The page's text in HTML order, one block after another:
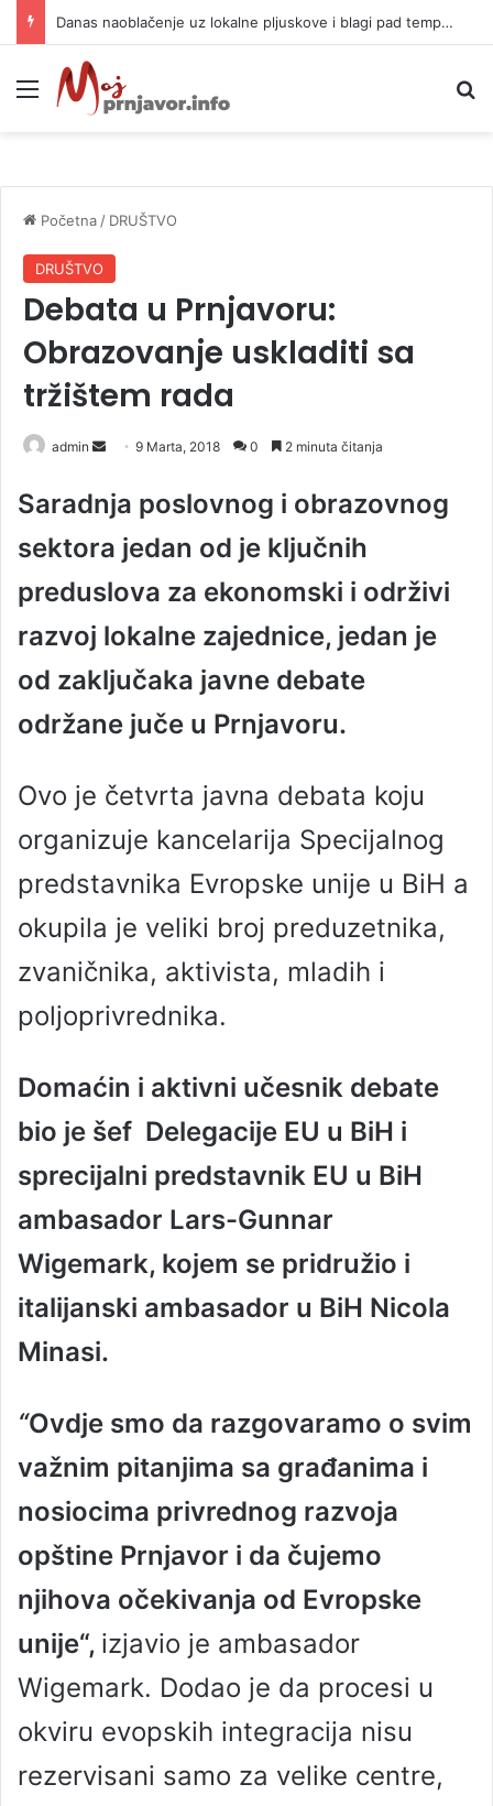
Danas naoblačenje uz lokalne pljuskove i blagi pad temperature
Meni
Početna / DRUŠTVO
DRUŠTVO
Debata u Prnjavoru:
Obrazovanje uskladiti sa
tržištem rada
admin
n
a
n
e
m
9 Marta, 2018 0 2 minuta čitanja
Saradnja poslovnog i obrazovnog
sektora jedan od je ključnih
preduslova za ekonomski i održivi
razvoj lokalne zajednice, jedan je
od zaključaka javne debate
održane juče u Prnjavoru.
Ovo je četvrta javna debata koju
organizuje kancelarija Specijalnog
predstavnika Evropske unije u BiH a
okupila je veliki broj preduzetnika,
zvaničnika, aktivista, mladih i
poljoprivrednika.
Domaćin i aktivni učesnik debate
bio je šef Delegacije EU u BiH i
sprecijalni predstavnik EU u BiH
ambasador Lars-Gunnar
Wigemark, kojem se pridružio i
italijanski ambasador u BiH Nicola
Minasi.
“Ovdje smo da razgovaramo o svim
važnim pitanjima sa građanima i
nosiocima privrednog razvoja
opštine Prnjavor i da čujemo
njihova očekivanja od Evropske
unije“, izjavio je ambasador
Wigemark. Dodao je da procesi u
okviru evopskih integracija nisu
rezervisani samo za velike centre,